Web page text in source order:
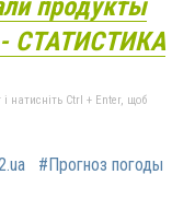
продукты
- СТАТИСТИКА
натисніть Ctrl + Enter, щоб
#Прогноз погоды